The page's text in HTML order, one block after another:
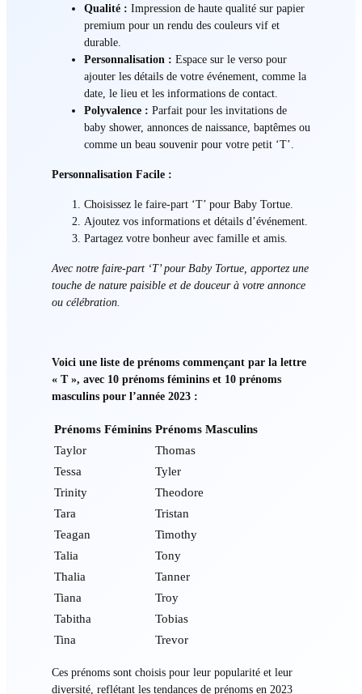
Qualité : Impression de haute qualité sur papier
premium pour un rendu des couleurs vif et
durable.
Personnalisation : Espace sur le verso pour
ajouter les détails de votre événement, comme la
date, le lieu et les informations de contact.
Polyvalence : Parfait pour les invitations de
baby shower, annonces de naissance, baptêmes ou
comme un beau souvenir pour votre petit ‘T’.
Personnalisation Facile :
Choisissez le faire-part ‘T’ pour Baby Tortue.
Ajoutez vos informations et détails d’événement.
Partagez votre bonheur avec famille et amis.
Avec notre faire-part ‘T’ pour Baby Tortue, apportez une
touche de nature paisible et de douceur à votre annonce
ou célébration.
Voici une liste de prénoms commençant par la lettre
« T », avec 10 prénoms féminins et 10 prénoms
masculins pour l’année 2023 :
Prénoms Féminins Prénoms Masculins
Taylor
Thomas
Tessa
Tyler
Trinity
Theodore
Tara
Tristan
Teagan
Timothy
Talia
Tony
Thalia
Tanner
Tiana
Troy
Tabitha
Tobias
Tina
Trevor
Ces prénoms sont choisis pour leur popularité et leur
diversité, reflétant les tendances de prénoms en 2023